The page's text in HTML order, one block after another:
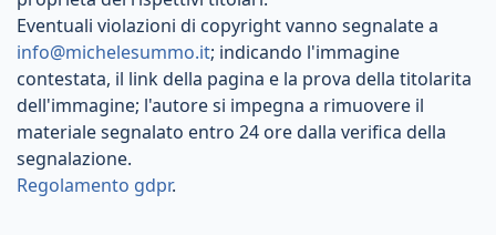
Eventuali violazioni di copyright vanno segnalate a
info@michelesummo.it; indicando l'immagine
contestata, il link della pagina e la prova della titolarita
dell'immagine; l'autore si impegna a rimuovere il
materiale segnalato entro 24 ore dalla verifica della
segnalazione.
Regolamento gdpr.